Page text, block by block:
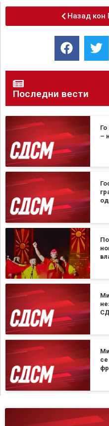
Назад кон
Последни вести
–